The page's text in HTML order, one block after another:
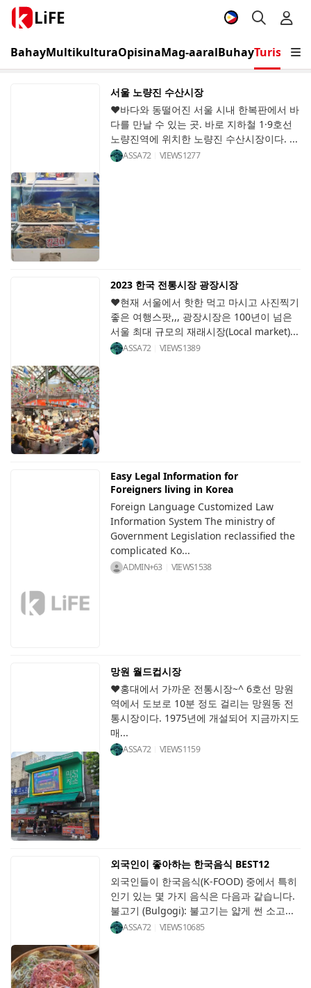
LiFE
BahayMultikulturaOpisinaMag-aaralBuhayTurismo
서울 노량진 수산시장
♥바다와 동떨어진 서울 시내 한복판에서 바
다를 만날 수 있는 곳. 바로 지하철 1·9호선
노량진역에 위치한 노량진 수산시장이다. ...
ASSA72 VIEWS1277
2023 한국 전통시장 광장시장
♥현재 서울에서 핫한 먹고 마시고 사진찍기
좋은 여행스팟,,, 광장시장은 100년이 넘은
서울 최대 규모의 재래시장(Local market)...
ASSA72 VIEWS1389
Easy Legal Information for
Foreigners living in Korea
Foreign Language Customized Law
Information System The ministry of
Government Legislation reclassified the
complicated Ko...
ADMIN+63 VIEWS1538
망원 월드컵시장
♥홍대에서 가까운 전통시장~^ 6호선 망원
역에서 도보로 10분 정도 걸리는 망원동 전
통시장이다. 1975년에 개설되어 지금까지도
매...
ASSA72 VIEWS1159
외국인이 좋아하는 한국음식 BEST12
외국인들이 한국음식(K-FOOD) 중에서 특히
인기 있는 몇 가지 음식은 다음과 같습니다.
불고기 (Bulgogi): 불고기는 얇게 썬 소고...
ASSA72 VIEWS10685